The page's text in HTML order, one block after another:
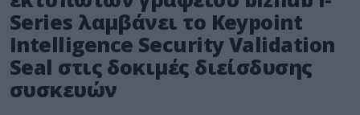
Series λαμβάνει το Keypoint
Intelligence Security Validation
Seal στις δοκιμές διείσδυσης
συσκευών